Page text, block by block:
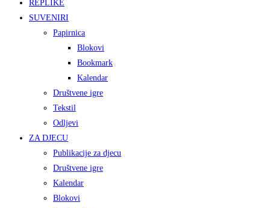
REPLIKE
SUVENIRI
Papirnica
Blokovi
Bookmark
Kalendar
Društvene igre
Tekstil
Odljevi
ZA DJECU
Publikacije za djecu
Društvene igre
Kalendar
Blokovi